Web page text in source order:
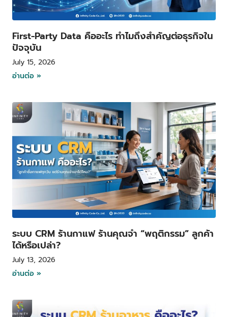
First-Party Data คืออะไร ทำไมถึงสำคัญต่อธุรกิจใน
ปัจจุบัน
July 15, 2026
อ่านต่อ »
ระบบ CRM ร้านกาแฟ ร้านคุณจำ “พฤติกรรม” ลูกค้า
ได้หรือเปล่า?
July 13, 2026
อ่านต่อ »